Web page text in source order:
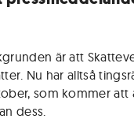
är att
Nu har alltså
som kommer att
dess.